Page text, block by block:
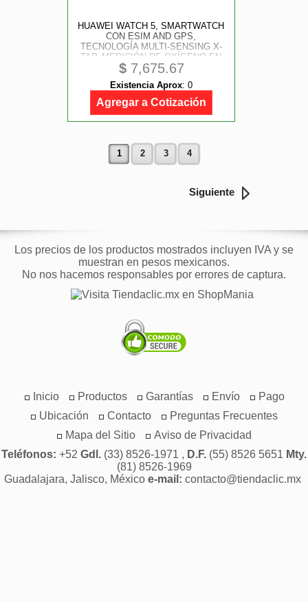
HUAWEI WATCH 5, SMARTWATCH
CON ESIM AND GPS,
TECNOLOGÍA MULTI-SENSING X-
TAP, MEDICIÓN DE OXÍGENO EN
SANGRE EN LA YEMA DEL DEDO,
PANORAMA DE SALUD, IOS Y
ANDROID, 42MM, COLOR BLANCO
$7,675.67
Existencia Aprox: 0
Agregar a Cotización
1 2 3 4
Siguiente
Los precios de los productos mostrados incluyen IVA y se
muestran en pesos mexicanos.
No nos hacemos responsables por errores de captura.
Inicio Productos Garantías Envío
Pago
Ubicación
Contacto
Preguntas Frecuentes
Mapa del Sitio
Aviso de Privacidad
Teléfonos: +52 Gdl. (33) 8526-1971 , D.F. (55) 8526 5651 Mty.
(81) 8526-1969
Guadalajara, Jalisco, México e-mail: contacto@tiendaclic.mx